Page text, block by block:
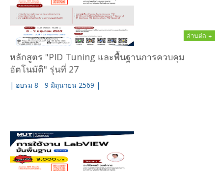
อ่านต่อ +
หลักสูตร "PID Tuning และพื้นฐานการควบคุม
อัตโนมัติ" รุ่นที่ 27
| อบรม 8 - 9 มิถุนายน 2569 |